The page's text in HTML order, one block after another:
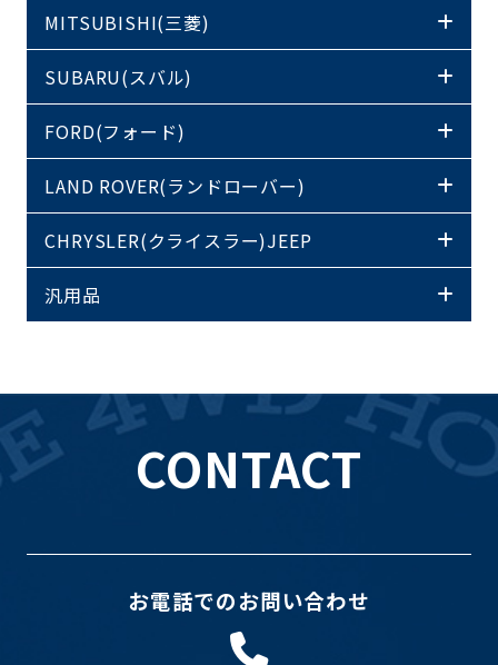
MITSUBISHI(三菱)
SUBARU(スバル)
FORD(フォード)
LAND ROVER(ランドローバー)
CHRYSLER(クライスラー)JEEP
汎用品
CONTACT
お電話でのお問い合わせ